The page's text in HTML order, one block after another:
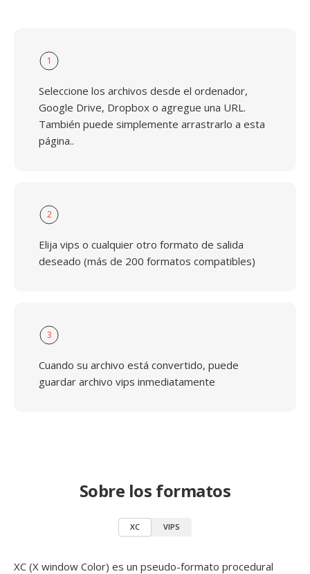
1
Seleccione los archivos desde el ordenador,
Google Drive, Dropbox o agregue una URL.
También puede simplemente arrastrarlo a esta
página..
2
Elija vips o cualquier otro formato de salida
deseado (más de 200 formatos compatibles)
3
Cuando su archivo está convertido, puede
guardar archivo vips inmediatamente
Sobre los formatos
XC VIPS
XC (X window Color) es un pseudo-formato procedural